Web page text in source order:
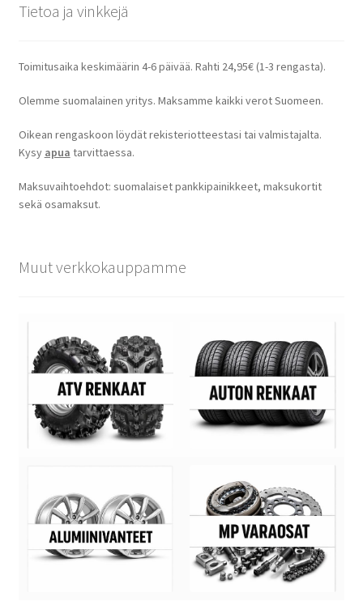
Tietoa ja vinkkejä
Toimitusaika keskimäärin 4-6 päivää. Rahti 24,95€ (1-3 rengasta).
Olemme suomalainen yritys. Maksamme kaikki verot Suomeen.
Oikean rengaskoon löydät rekisteriotteestasi tai valmistajalta.
Kysy apua tarvittaessa.
Maksuvaihtoehdot: suomalaiset pankkipainikkeet, maksukortit
sekä osamaksut.
Muut verkkokauppamme